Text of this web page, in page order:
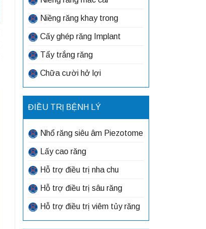
Niềng răng khay trong
Cấy ghép răng Implant
Tẩy trắng răng
Chữa cười hở lợi
ĐIỀU TRỊ BỆNH LÝ
Nhổ răng siêu âm Piezotome
Lấy cao răng
Hỗ trợ điều trị nha chu
Hỗ trợ điều trị sâu răng
Hỗ trợ điều trị viêm tủy răng